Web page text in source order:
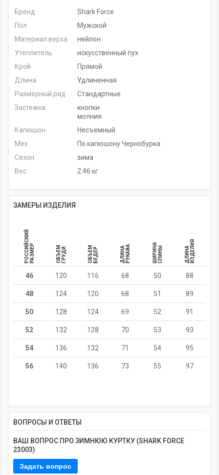
Бренд
Shark Force
Пол
Мужской
Материал верха
нейлон
Утеплитель
искусственный пух
Крой
Прямой
Длина
Удлиненная
Размерный ряд
Стандартные
Застежка
кнопки
молния
Капюшон
Несъемный
Мех
По капюшону Чернобурка
Сезон
зима
Вес
2.46 кг
ЗАМЕРЫ ИЗДЕЛИЯ
РОССИЙСКИЙРАЗМЕР ОБЪЕМГРУДИ ОБЪЕМБЕДЕР ДЛИНАРУКАВА ШИРИНАСПИНЫ ДЛИНАИЗДЕЛИЯ
46 120 116 68 50 88
48 124 120 68 51 89
50 128 124 69 52 91
52 132 128 70 53 93
54 136 132 71 54 95
56 140 136 73 55 97
ВОПРОСЫ И ОТВЕТЫ
ВАШ ВОПРОС ПРО ЗИМНЮЮ КУРТКУ (SHARK FORCE
23003)